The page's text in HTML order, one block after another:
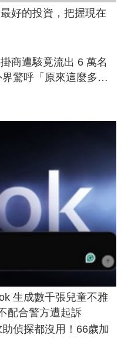
好的投資，把握現在
掛商遭駭竟流出 6 萬名
驚呼「原來這麼多人
生成數千張兒童不雅
配合警方遭起訴
偵探都沒用！66歲加